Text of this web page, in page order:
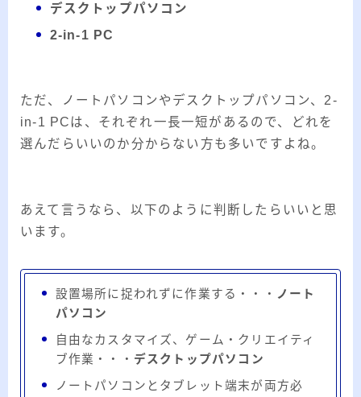
カテゴリー
アーカイブ
ー
イ
プロフィール
デスクトップパソコン
2-in-1 PC
ただ、ノートパソコンやデスクトップパソコン、2-
in-1 PCは、それぞれ一長一短があるので、どれを
選んだらいいのか分からない方も多いですよね。
あえて言うなら、以下のように判断したらいいと思
います。
設置場所に捉われずに作業する・・・ ノート
パソコン
自由なカスタマイズ、ゲーム・クリエイティ
ブ作業・・・ デスクトップパソコン
ノートパソコンとタブレット端末が両方必